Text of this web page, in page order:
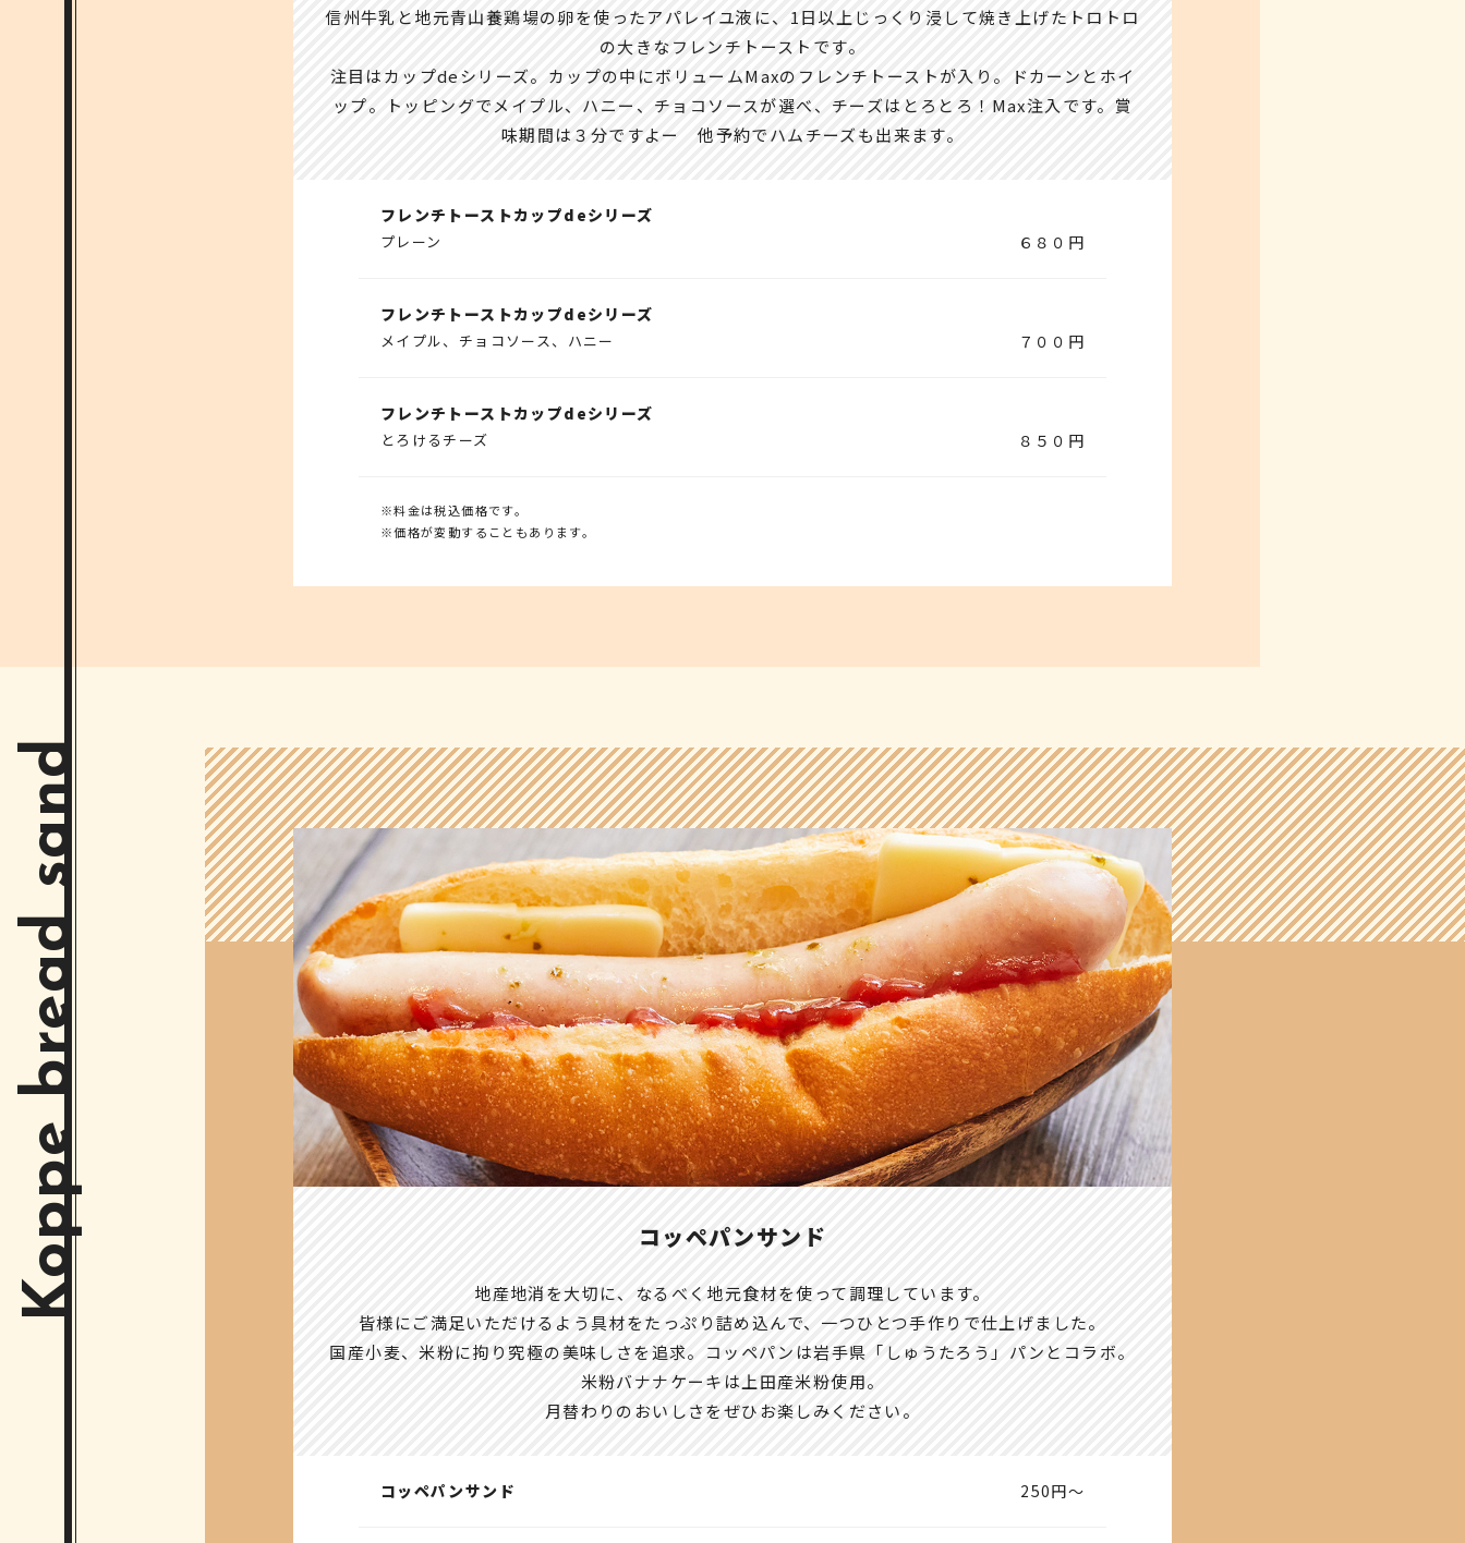
信州牛乳と地元青山養鶏場の卵を使ったアパレイユ液に、1日以上じっくり浸して焼き上げたトロトロ
の大きなフレンチトーストです。
注目はカップdeシリーズ。カップの中にボリュームMaxのフレンチトーストが入り。ドカーンとホイ
ップ。トッピングでメイプル、ハニー、チョコソースが選べ、チーズはとろとろ！Max注入です。賞
味期間は３分ですよー 他予約でハムチーズも出来ます。
フレンチトーストカップdeシリーズ
プレーン ６８０円
フレンチトーストカップdeシリーズ
メイプル、チョコソース、ハニー ７００円
フレンチトーストカップdeシリーズ
とろけるチーズ ８５０円
※料金は税込価格です。
※価格が変動することもあります。
Koppe bread sand コッペパンサンド
地産地消を大切に、なるべく地元食材を使って調理しています。
皆様にご満足いただけるよう具材をたっぷり詰め込んで、一つひとつ手作りで仕上げました。
国産小麦、米粉に拘り究極の美味しさを追求。コッペパンは岩手県「しゅうたろう」パンとコラボ。
米粉バナナケーキは上田産米粉使用。
月替わりのおいしさをぜひお楽しみください。
コッペパンサンド 250円～